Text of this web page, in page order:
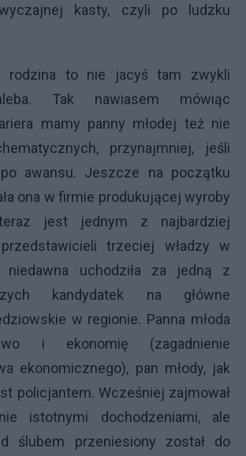
kasty, czyli po ludzku
rodzina to nie jacyś tam zwykli
Tak nawiasem mówiąc
mamy panny młodej też nie
przynajmniej, jeśli
awansu. Jeszcze na początku
ona w firmie produkującej wyroby
jest jednym z najbardziej
trzeciej władzy w
uchodziła za jedną z
kandydatek na główne
w regionie. Panna młoda
i ekonomię (zagadnienie
ekonomicznego), pan młody, jak
policjantem. Wcześniej zajmował
istotnymi dochodzeniami, ale
ślubem przeniesiony został do